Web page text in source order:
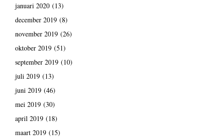
januari 2020(13)
december 2019(8)
november 2019(26)
oktober 2019(51)
september 2019(10)
juli 2019(13)
juni 2019(46)
mei 2019(30)
april 2019(18)
maart 2019(15)